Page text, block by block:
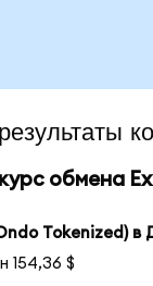
обмена
Tokenized) в
154,36 $